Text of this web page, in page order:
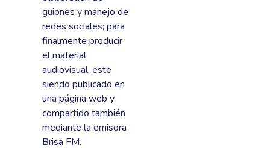
guiones y manejo de
redes sociales; para
finalmente producir
el material
audiovisual, este
siendo publicado en
una página web y
compartido también
mediante la emisora
Brisa FM.